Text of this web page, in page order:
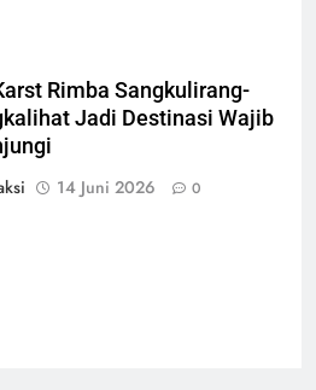
Rimba Sangkulirang-
Jadi Destinasi Wajib
14 Juni 2026 0